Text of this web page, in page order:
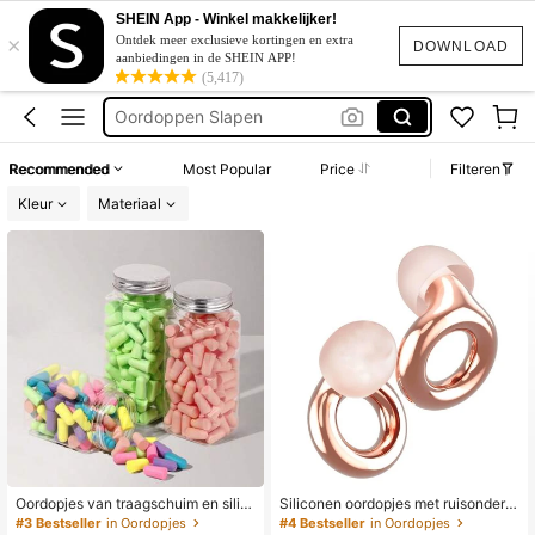
DOWNLOAD
×
SHEIN App - Winkel makkelijker!
Ontdek meer exclusieve kortingen en extra
aanbiedingen in de SHEIN APP!
(5,417)
Oordopjes Slaap
Oordoppen
Oordoppen Slapen
Noise Cancelling
Recommended Most Popular Price
Filteren
Kleur
Materiaal
Oordopjes van traagschuim en silic
onen, geluidsdichte kogelvormige o
#3 Bestseller in Oordopjes
Siliconen oordopjes met ruisonderdr
ukking, gloednieuw, gegalvaniseer
#4 Bestseller in Oordopjes